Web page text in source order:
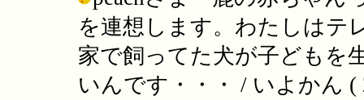
を連想します。わたしはテ
家で飼ってた犬が子どもを
いんです・・・ / いよかん (